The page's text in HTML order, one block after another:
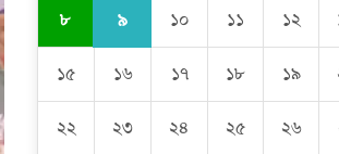
ফেরাতে বিশেষ ভূমিকা
বার্ষিক নির্বাচন সম্পন্ন,
সিরাজুল ও সাধারণ
৮ ৯ ১০ ১১ ১২
১৫ ১৬ ১৭ ১৮ ১৯
২২ ২৩ ২৪ ২৫ ২৬